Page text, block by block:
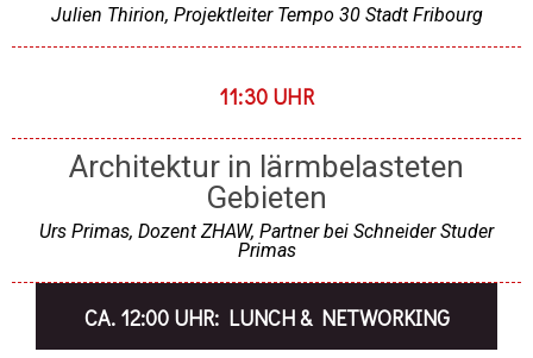
Julien Thirion, Projektleiter Tempo 30 Stadt Fribourg
11:30 UHR
Architektur in lärmbelasteten
Gebieten
Urs Primas, Dozent ZHAW, Partner bei Schneider Studer
Primas​
CA. 12:00 UHR: LUNCH & NETWORKING